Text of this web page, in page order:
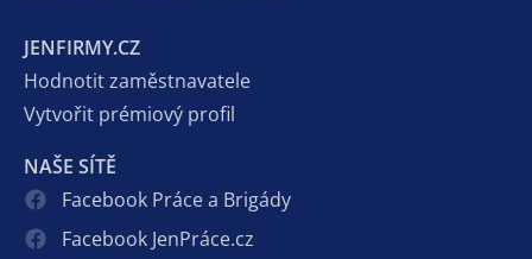
JENFIRMY.CZ
Hodnotit zaměstnavatele
Vytvořit prémiový profil
NAŠE SÍTĚ
Facebook Práce a Brigády
Facebook JenPráce.cz